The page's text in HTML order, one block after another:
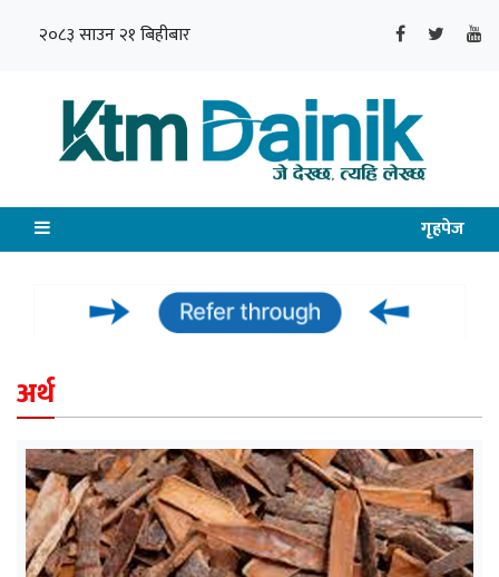
२०८३ साउन २१ बिहीबार
गृहपेज
अर्थ